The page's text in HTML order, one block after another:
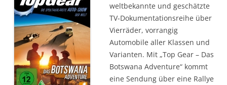
weltbekannte und geschätzte
TV-Dokumentationsreihe über
Vierräder, vorrangig
Automobile aller Klassen und
Varianten. Mit „Top Gear – Das
Botswana Adventure“ kommt
eine Sendung über eine Rallye